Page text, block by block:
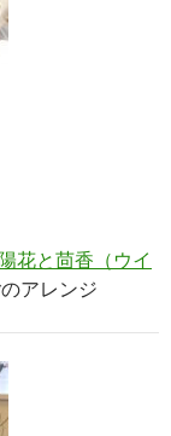
花と茴香（ウイ
アレンジ